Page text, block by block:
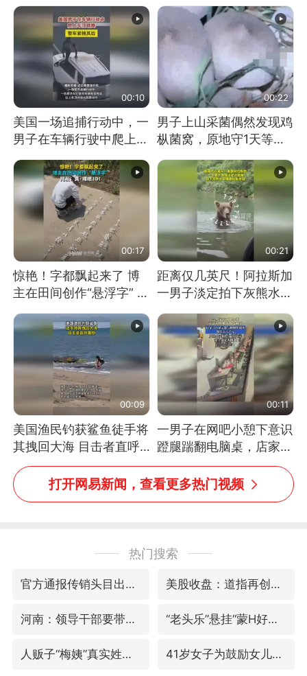
00:10
美国一场追捕行动中，一
男子在车辆行驶中爬上车
00:22
男子上山采菌偶然发现鸡
枞菌窝，原地守1天等它
00:17
惊艳！字都飘起来了 博
主在田间创作“悬浮字” 网
00:21
距离仅几英尺！阿拉斯加
一男子淡定拍下灰熊水中
00:09
美国渔民钓获鲨鱼徒手将
其拽回大海 目击者直呼
震惊 （视频来源：参考
消息）
00:11
一男子在网吧小憩下意识
蹬腿踹翻电脑桌，店家3
台显示器与机械臂损坏
打开网易新闻，查看更多热门视频
热门搜索
官方通报传销头目出狱办书院 美股收盘：道指再创历史新高
河南：领导干部要带头休假 “老头乐”悬挂“蒙H好几个8”上路
人贩子“梅姨”真实姓名曝光 41岁女子为鼓励女儿考研上岸985